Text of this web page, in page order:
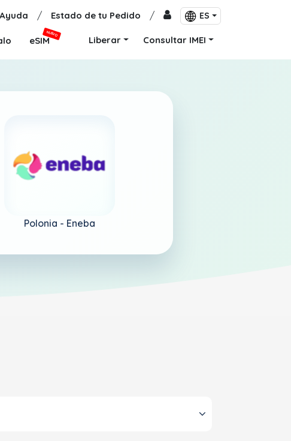
Ayuda / Estado de tu Pedido / ES
eSIM
NUEVO
Liberar Consultar IMEI
Polonia - Eneba